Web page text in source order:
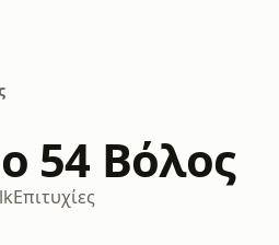
54 Βόλος
Επιτυχίες